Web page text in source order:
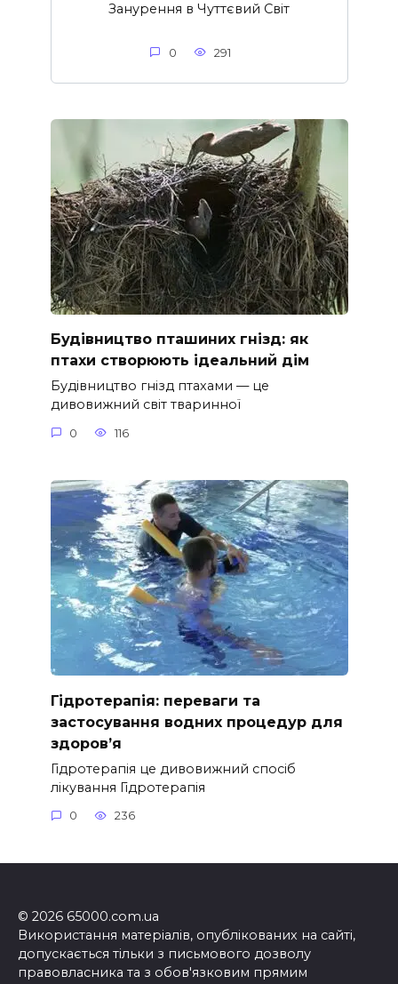
Занурення в Чуттєвий Світ
0 291
Будівництво пташиних гнізд: як
птахи створюють ідеальний дім
Будівництво гнізд птахами — це
дивовижний світ тваринної
0 116
Гідротерапія: переваги та
застосування водних процедур для
здоров’я
Гідротерапія це дивовижний спосіб
лікування Гідротерапія
0 236
© 2026 65000.com.ua
Використання матеріалів, опублікованих на сайті,
допускається тільки з письмового дозволу
правовласника та з обов'язковим прямим